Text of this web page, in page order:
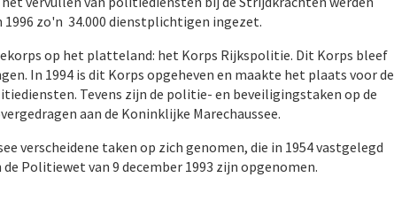
zo'n 34.000 dienstplichtigen ingezet.
op het platteland: het Korps Rijkspolitie. Dit Korps bleef
In 1994 is dit Korps opgeheven en maakte het plaats voor de
Tevens zijn de politie- en beveiligingstaken op de
aan de Koninklijke Marechaussee.
verscheidene taken op zich genomen, die in 1954 vastgelegd
Politiewet van 9 december 1993 zijn opgenomen.